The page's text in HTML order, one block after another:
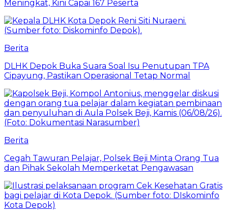
Meningkat, Kini Capai 167 Peserta
Berita
DLHK Depok Buka Suara Soal Isu Penutupan TPA
Cipayung, Pastikan Operasional Tetap Normal
Berita
Cegah Tawuran Pelajar, Polsek Beji Minta Orang Tua
dan Pihak Sekolah Memperketat Pengawasan